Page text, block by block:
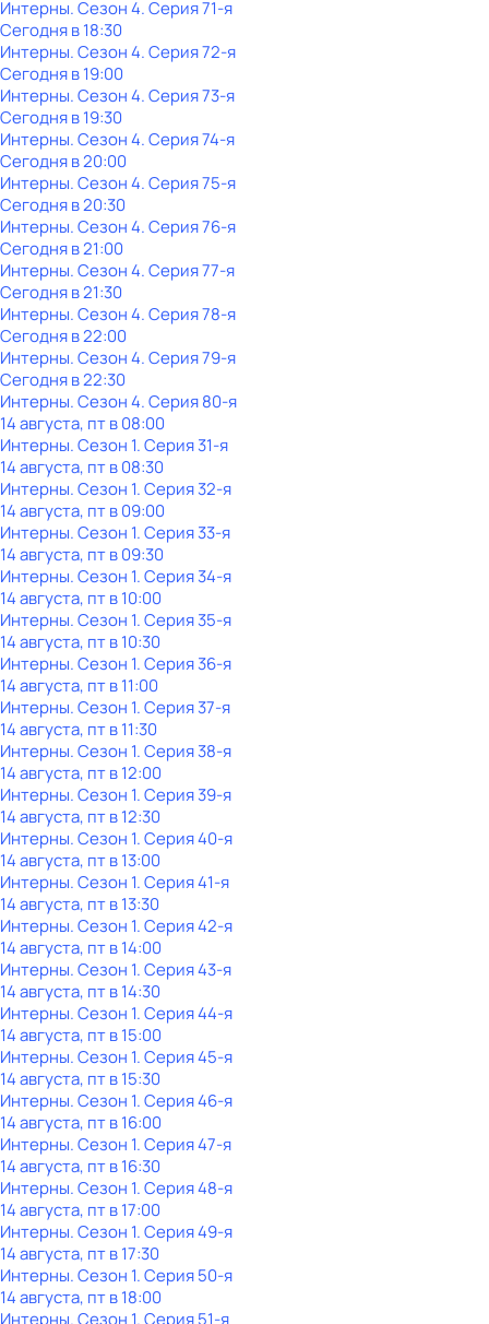
Интерны. Сезон 4. Серия 71-я
Сегодня в 18:30
Интерны. Сезон 4. Серия 72-я
Сегодня в 19:00
Интерны. Сезон 4. Серия 73-я
Сегодня в 19:30
Интерны. Сезон 4. Серия 74-я
Сегодня в 20:00
Интерны. Сезон 4. Серия 75-я
Сегодня в 20:30
Интерны. Сезон 4. Серия 76-я
Сегодня в 21:00
Интерны. Сезон 4. Серия 77-я
Сегодня в 21:30
Интерны. Сезон 4. Серия 78-я
Сегодня в 22:00
Интерны. Сезон 4. Серия 79-я
Сегодня в 22:30
Интерны. Сезон 4. Серия 80-я
14 августа, пт в 08:00
Интерны. Сезон 1. Серия 31-я
14 августа, пт в 08:30
Интерны. Сезон 1. Серия 32-я
14 августа, пт в 09:00
Интерны. Сезон 1. Серия 33-я
14 августа, пт в 09:30
Интерны. Сезон 1. Серия 34-я
14 августа, пт в 10:00
Интерны. Сезон 1. Серия 35-я
14 августа, пт в 10:30
Интерны. Сезон 1. Серия 36-я
14 августа, пт в 11:00
Интерны. Сезон 1. Серия 37-я
14 августа, пт в 11:30
Интерны. Сезон 1. Серия 38-я
14 августа, пт в 12:00
Интерны. Сезон 1. Серия 39-я
14 августа, пт в 12:30
Интерны. Сезон 1. Серия 40-я
14 августа, пт в 13:00
Интерны. Сезон 1. Серия 41-я
14 августа, пт в 13:30
Интерны. Сезон 1. Серия 42-я
14 августа, пт в 14:00
Интерны. Сезон 1. Серия 43-я
14 августа, пт в 14:30
Интерны. Сезон 1. Серия 44-я
14 августа, пт в 15:00
Интерны. Сезон 1. Серия 45-я
14 августа, пт в 15:30
Интерны. Сезон 1. Серия 46-я
14 августа, пт в 16:00
Интерны. Сезон 1. Серия 47-я
14 августа, пт в 16:30
Интерны. Сезон 1. Серия 48-я
14 августа, пт в 17:00
Интерны. Сезон 1. Серия 49-я
14 августа, пт в 17:30
Интерны. Сезон 1. Серия 50-я
14 августа, пт в 18:00
Интерны. Сезон 1. Серия 51-я